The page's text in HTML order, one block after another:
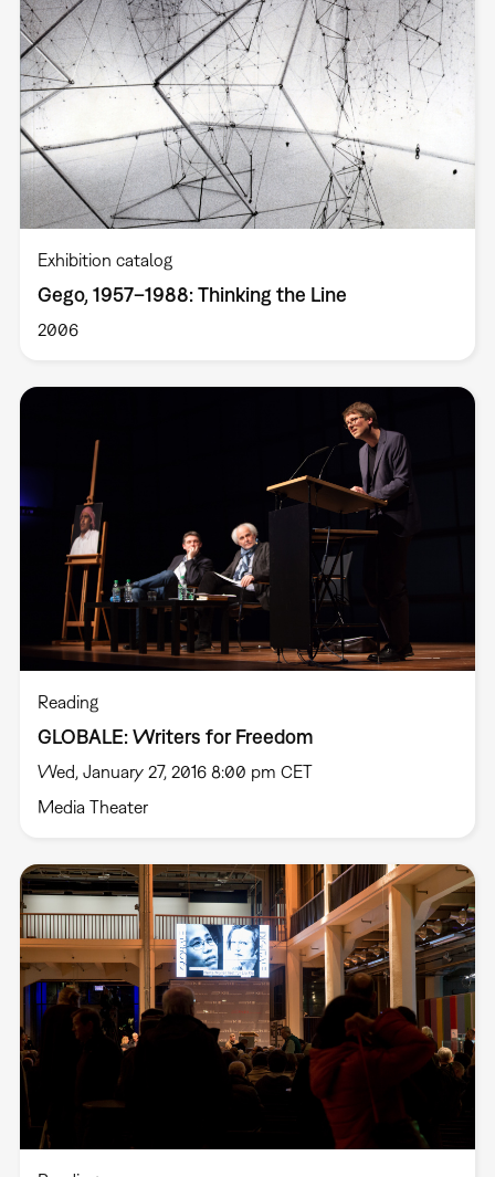
Exhibition catalog
Gego, 1957–1988: Thinking the Line
2006
Reading
GLOBALE: Writers for Freedom
Wed, January 27, 2016 8:00 pm CET
Media Theater